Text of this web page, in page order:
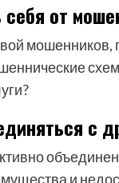
от
с
и